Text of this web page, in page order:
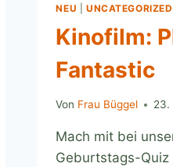
NEU UNCATEGORIZED
Kinofilm:
Fantastic
Von Frau Büggel 23.
Mach mit bei
Geburtstags-